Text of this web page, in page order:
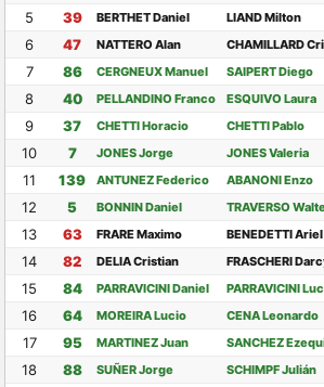
5 39 BERTHET Daniel LIAND Milton
6 47 NATTERO Alan CHAMILLARD
7 86 CERGNEUX Manuel SAIPERT Diego
8 40 PELLANDINO Franco ESQUIVO Laura
9 37 CHETTI Horacio CHETTI Pablo
10 7 JONES Jorge JONES Valeria
11 139 ANTUNEZ Federico ABANONI Enzo
12 5 BONNIN Daniel TRAVERSO
13 63 FRARE Maximo BENEDETTI Ariel
14 82 DELIA Cristian FRASCHERI
15 84 PARRAVICINI Daniel PARRAVICINI
16 64 MOREIRA Lucio CENA Leonardo
17 95 MARTINEZ Juan SANCHEZ
18 88 SUÑER Jorge SCHIMPF Julián